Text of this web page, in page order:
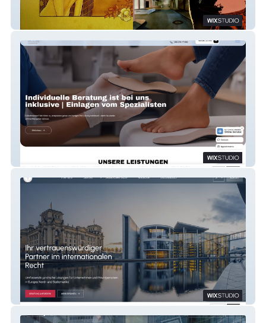
Reinhold Brandstätter
Gloria Hermsdorf
Rechtsanwaltsgesellschaft mbH